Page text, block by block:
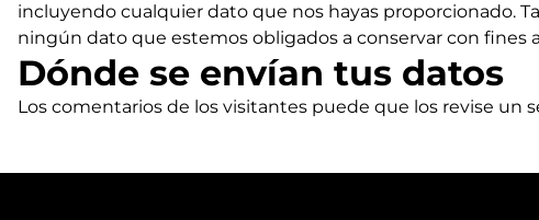
incluyendo cualquier dato que nos hayas proporcionado.
ningún dato que estemos obligados a conservar con fines
Dónde se envían tus datos
Los comentarios de los visitantes puede que los revise un